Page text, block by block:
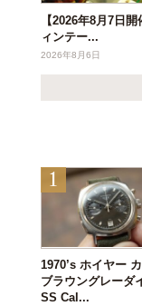
【2026年8月7日
ィンテー...
2026年8月6日
1970’s ホイヤー
ブラウングレーダ
SS Cal...